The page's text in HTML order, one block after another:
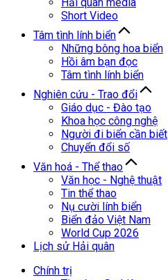
Short Video
Tâm tình lính biển
Những bông hoa biển
Hồi âm bạn đọc
Tâm tình lính biển
Nghiên cứu - Trao đổi
Giáo dục - Đào tạo
Khoa học công nghệ
Người đi biển cần biết
Chuyển đổi số
Văn hoá - Thể thao
Văn học - Nghệ thuật
Tin thể thao
Nụ cười lính biển
Biển đảo Việt Nam
World Cup 2026
Lịch sử Hải quân
Chính trị